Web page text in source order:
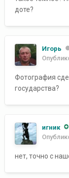
доте?
Игорь
Фотография
государства?
игник
нет, точно с